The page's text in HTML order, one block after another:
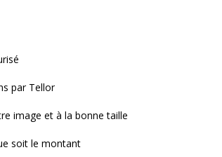
par Tellor
image et à la bonne taille
soit le montant